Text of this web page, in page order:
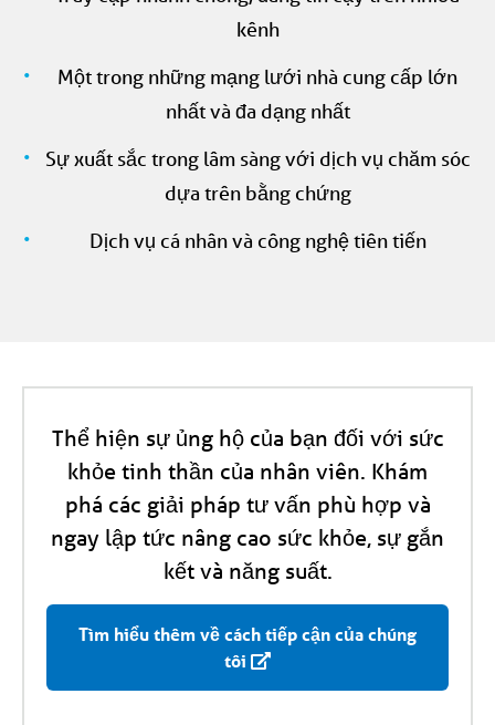
kênh
Một trong những mạng lưới nhà cung cấp lớn
nhất và đa dạng nhất
Sự xuất sắc trong lâm sàng với dịch vụ chăm sóc
dựa trên bằng chứng
Dịch vụ cá nhân và công nghệ tiên tiến
Thể hiện sự ủng hộ của bạn đối với sức
khỏe tinh thần của nhân viên. Khám
phá các giải pháp tư vấn phù hợp và
ngay lập tức nâng cao sức khỏe, sự gắn
kết và năng suất.
Tìm hiểu thêm về cách tiếp cận của chúng
tôi